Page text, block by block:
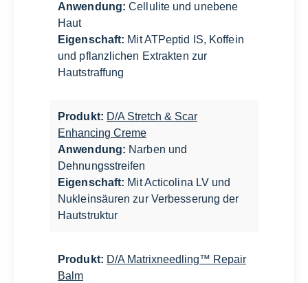
Anwendung: Cellulite und unebene
Haut
Eigenschaft: Mit ATPeptid IS, Koffein
und pflanzlichen Extrakten zur
Hautstraffung
Produkt: D/A Stretch & Scar
Enhancing Creme
Anwendung: Narben und
Dehnungsstreifen
Eigenschaft: Mit Acticolina LV und
Nukleinsäuren zur Verbesserung der
Hautstruktur
Produkt: D/A Matrixneedling™ Repair
Balm